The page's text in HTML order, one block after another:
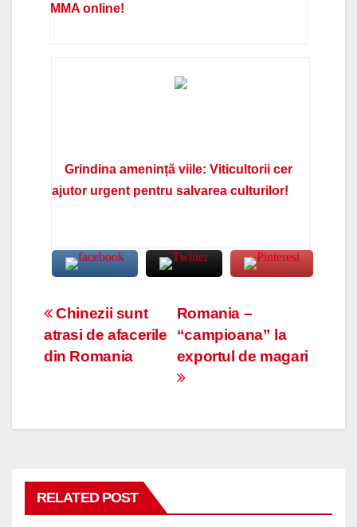
MMA online!
Grindina amenință viile: Viticultorii cer
ajutor urgent pentru salvarea culturilor!
Navigare
în
Romania –
“campioana” la
exportul de magari
Chinezii sunt
atrasi de afacerile
din Romania
RELATED POST